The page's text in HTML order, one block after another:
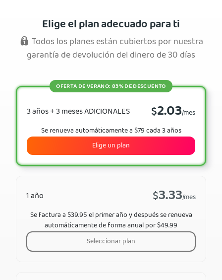
Elige el plan adecuado para ti
Todos los planes están cubiertos por nuestra
garantía de devolución del dinero de 30 días
3 años + 3 meses ADICIONALES $2.03/mes
OFERTA DE VERANO: 83% DE DESCUENTO
Se renueva automáticamente a $79 cada 3 años
Elige un plan
1 año $3.33/mes
Se factura a $39.95 el primer año y después se renueva
automáticamente de forma anual por $49.99
Seleccionar plan